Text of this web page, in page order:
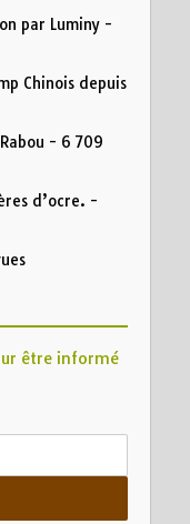
par Luminy-
Chinois depuis
- 6 709
d’ocre. -
être informé